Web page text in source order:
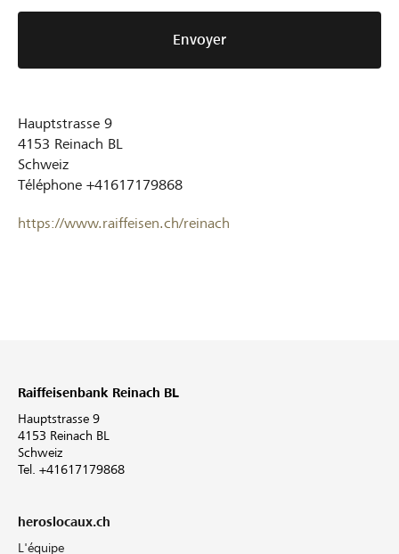
Envoyer
Hauptstrasse 9
4153 Reinach BL
Schweiz
Téléphone +41617179868
https://www.raiffeisen.ch/reinach
Raiffeisenbank Reinach BL
Hauptstrasse 9
4153 Reinach BL
Schweiz
Tel. +41617179868
heroslocaux.ch
L'équipe